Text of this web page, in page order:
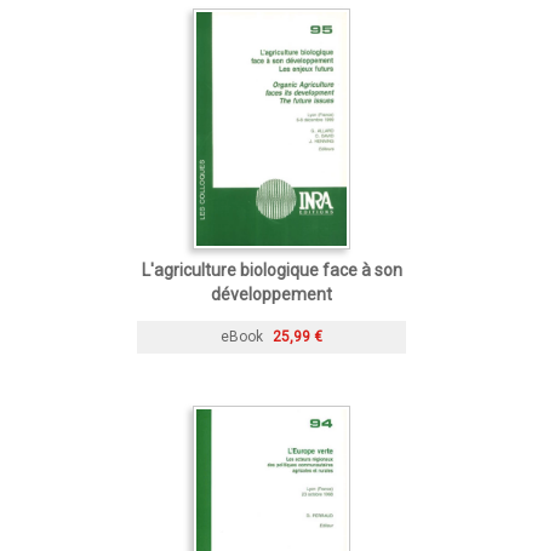
L'agriculture biologique face à son
développement
eBook 25,99 €